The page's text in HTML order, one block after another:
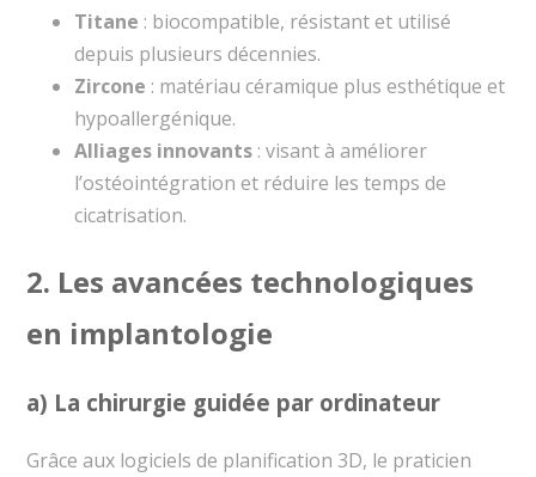
Titane : biocompatible, résistant et utilisé
depuis plusieurs décennies.
Zircone : matériau céramique plus esthétique et
hypoallergénique.
Alliages innovants: visant à améliorer
l’ostéointégration et réduire les temps de
cicatrisation.
2. Les avancées technologiques
en implantologie
a) La chirurgie guidée par ordinateur
Grâce aux logiciels de planification 3D, le praticien